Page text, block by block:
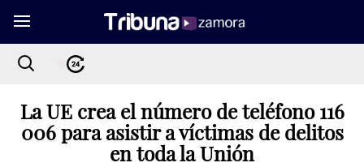
La UE crea el número de teléfono 116
006 para asistir a víctimas de delitos
en toda la Unión